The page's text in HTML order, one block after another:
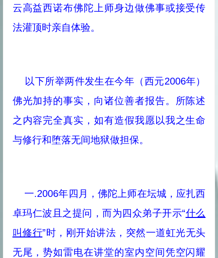
云高益西诺布佛陀上师身边做佛事或接受传
法灌顶时亲自体验。
以下所举两件发生在今年（西元2006年）
佛光加持的事实，向诸位善者报告。所陈述
之内容完全真实，如有造假我愿以我之生命
与修行和堕落无间地狱做担保。
一.2006年四月，佛陀上师在坛城，应扎西
卓玛仁波且之提问，而为四众弟子开示“什么
叫修行”时，刚开始讲法，突然一道虹光无头
无尾，势如雷电在讲堂的室内空间凭空闪耀
最近更新
你会被旁门左道怪力乱神所迷惑吗
“既然要死亡，生命有何意义?”你的答案是什么？
生活中处处都体现着佛法